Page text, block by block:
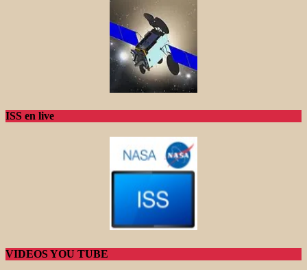
ISS en live
VIDEOS YOU TUBE